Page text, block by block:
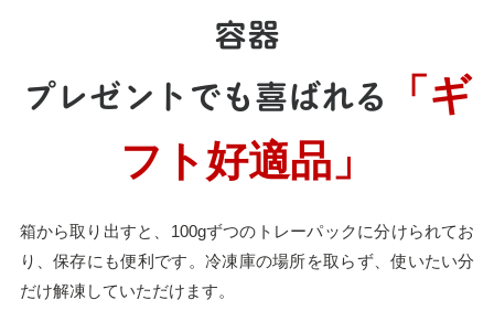
容器
プレゼントでも喜ばれる
「ギ
フト好適品」
箱から取り出すと、100gずつのトレーパックに分けられてお
り、保存にも便利です。冷凍庫の場所を取らず、使いたい分
だけ解凍していただけます。